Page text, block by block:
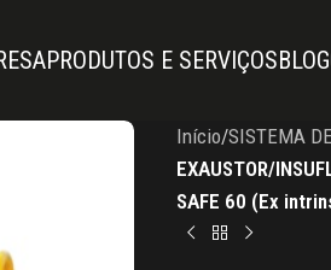
PRODUTOS E SERVIÇOSBLOG
Início/SISTEMA
EXAUSTOR/
SAFE 60 (Ex